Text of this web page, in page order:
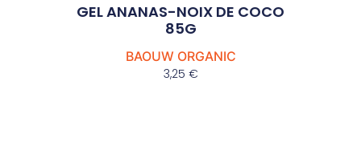
GEL ANANAS-NOIX DE COCO
85G
BAOUW ORGANIC
3,25 €